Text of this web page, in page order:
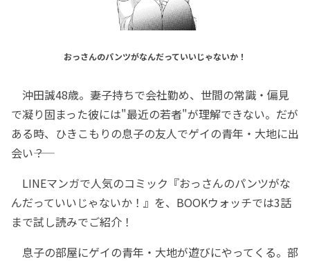
おっさんのパンツがなんだっていいじゃないか！
沖田誠48歳。妻子持ちで会社勤め、世間の常識・偏見
で凝り固まった彼には"最近の若者"が理解できない。だが
ある時、ひきこもりの息子の友人でゲイの青年・大地に出
会い――？
LINEマンガで人気のコミック『おっさんのパンツがな
んだっていいじゃないか！』を、BOOKウォッチでは3話
まで試し読みでご紹介！
息子の部屋にゲイの青年・大地が遊びにやってくる。部